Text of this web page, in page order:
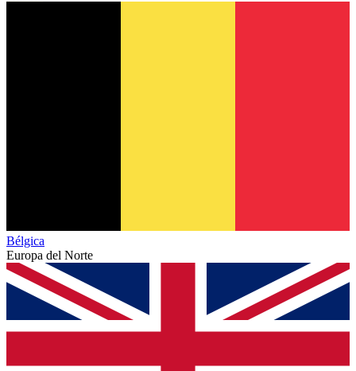
Bélgica
Europa del Norte